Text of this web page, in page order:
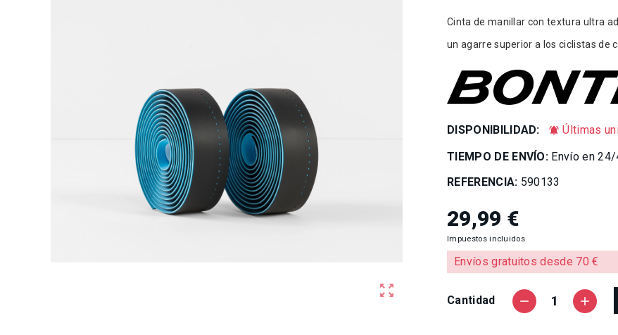
zoom_out_map
Cinta de manillar con textura ultra
un agarre superior a los ciclistas de
DISPONIBILIDAD: notifications_active Últimas
TIEMPO DE ENVÍO: Envío en
REFERENCIA: 590133
29,99 €
Impuestos incluidos
Envíos gratuitos desde 70 €
Cantidad remove add